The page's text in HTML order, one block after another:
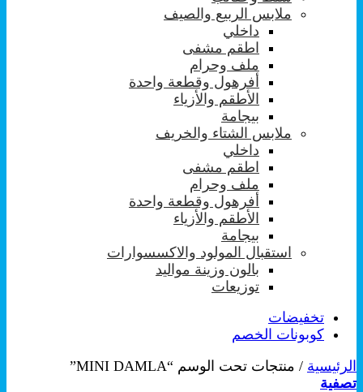
ملابس الربيع والصيف
داخلي
اطقم مشفى
ملف وحرام
أفرهول وقطعة واحدة
الأطقم والأزياء
بيجامة
ملابس الشتاء والخريف
داخلي
اطقم مشفى
ملف وحرام
أفرهول وقطعة واحدة
الأطقم والأزياء
بيجامة
استقبال المولود والاكسسوارات
بالون وزينة مواليد
توزيعات
تخفيضات
كوبونات الخصم
الرئيسية / منتجات تحت الوسم “MINI DAMLA”
تصفية